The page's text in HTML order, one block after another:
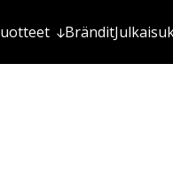
Brändit